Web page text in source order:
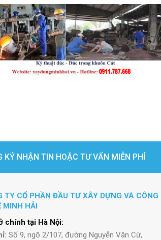
KÝ NHẬN TIN HOẶC TƯ VẤN MIỄN PHÍ
TY CỔ PHẦN ĐẦU TƯ XÂY DỰNG VÀ CÔNG
MINH HẢI
chính tại Hà Nội:
Số 9, ngõ 2/107, đường Nguyễn Văn Cừ,